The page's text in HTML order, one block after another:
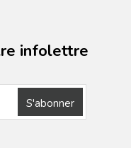
infolettre
S'abonner